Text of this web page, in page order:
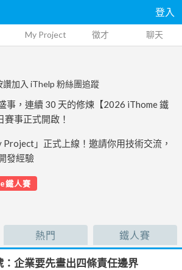
登入
My Project 徵才 聊天
讚加入 iThelp 粉絲團追蹤
事，連續 30 天的修煉【2026 iThome 鐵
賽事正式開啟！
」正式上線！邀請你用技術交流，
發經驗
鐵人賽
熱門 鐵人賽
企業要先畫出四條責任邊界